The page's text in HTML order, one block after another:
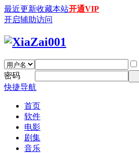
最近更新收藏本站开通VIP
开启辅助访问
密码
快捷导航
首页
软件
电影
剧集
音乐